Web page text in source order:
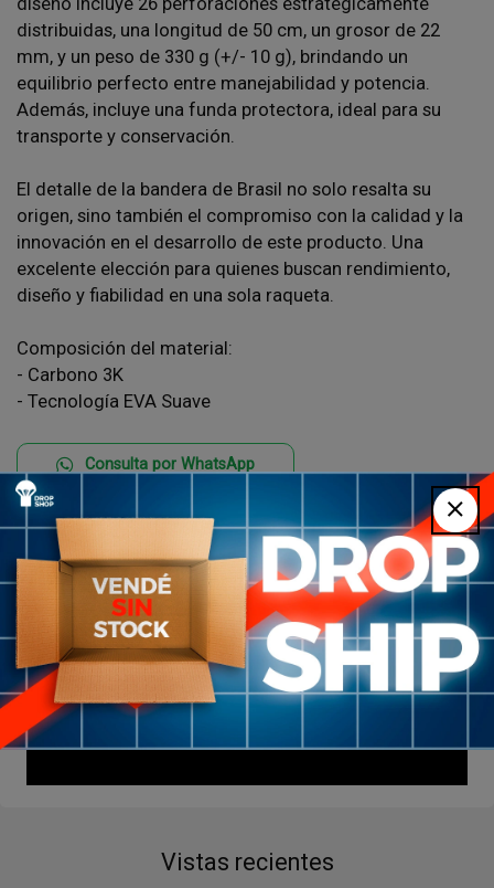
distribuidas, una longitud de 50 cm, un grosor de 22
mm, y un peso de 330 g (+/- 10 g), brindando un
equilibrio perfecto entre manejabilidad y potencia.
Además, incluye una funda protectora, ideal para su
transporte y conservación.
El detalle de la bandera de Brasil no solo resalta su
origen, sino también el compromiso con la calidad y la
innovación en el desarrollo de este producto. Una
excelente elección para quienes buscan rendimiento,
diseño y fiabilidad en una sola raqueta.
Composición del material:
- Carbono 3K
- Tecnología EVA Suave
Consulta por WhatsApp
Vistas recientes